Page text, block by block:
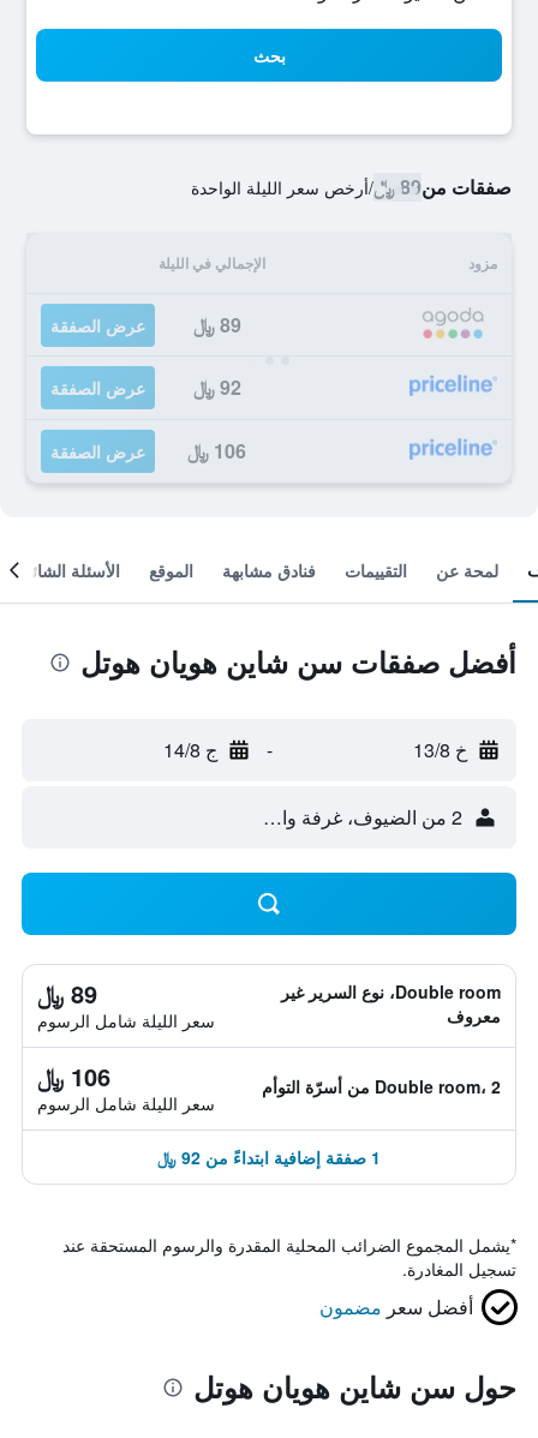
بحث
صفقات من89 ﷼ /أرخص سعر الليلة الواحدة
مزود الإجمالي في الليلة
89 ﷼ عرض الصفقة
92 ﷼ عرض الصفقة
106 ﷼ عرض الصفقة
لمحة عن التقييمات فنادق مشابهة الموقع الأسئلة الشائعة
أفضل صفقات سن شاين هويان هوتل
خ 13/8 - ج 14/8
2 من الضيوف، غرفة واحدة
Double room، نوع السرير غير
معروف
89 ﷼
سعر الليلة شامل الرسوم
Double room، 2 من أسرّة التوأم 106 ﷼
سعر الليلة شامل الرسوم
1 صفقة إضافية ابتداءً من 92 ﷼
*يشمل المجموع الضرائب المحلية المقدرة والرسوم المستحقة عند
تسجيل المغادرة.
أفضل سعر مضمون
حول سن شاين هويان هوتل